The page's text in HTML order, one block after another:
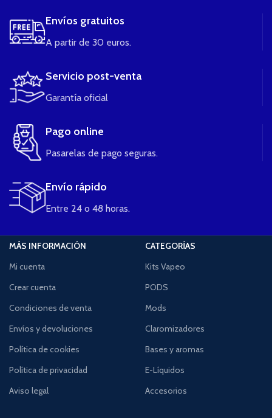
Envíos gratuitos
A partir de 30 euros.
Servicio post-venta
Garantía oficial
Pago online
Pasarelas de pago seguras.
Envío rápido
Entre 24 o 48 horas.
MÁS INFORMACIÓN
Mi cuenta
Crear cuenta
Condiciones de venta
Envíos y devoluciones
Política de cookies
Política de privacidad
Aviso legal
CATEGORÍAS
Kits Vapeo
PODS
Mods
Claromizadores
Bases y aromas
E-Líquidos
Accesorios